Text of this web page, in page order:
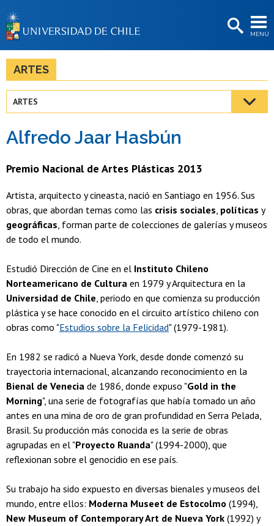
MENÚ
BIBLIOTECAS
Estudiantes
Académicas/os
Funcionarias/os
ARTES
ARTES
Alfredo Jaar Hasbún
Premio Nacional de Artes Plásticas 2013
Artista, arquitecto y cineasta, nació en Santiago en 1956. Sus
obras, que abordan temas como las crisis sociales, políticas y
geográficas, forman parte de colecciones de galerías y museos
de todo el mundo.
Estudió Dirección de Cine en el Instituto Chileno
Norteamericano de Cultura en 1979 y Arquitectura en la
Universidad de Chile, periodo en que comienza su producción
plástica y se hace conocido en el circuito artístico chileno con
obras como "Estudios sobre la Felicidad" (1979-1981).
En 1982 se radicó a Nueva York, desde donde comenzó su
trayectoria internacional, alcanzando reconocimiento en la
Bienal de Venecia de 1986, donde expuso "Gold in the
Morning", una serie de fotografías que había tomado un año
antes en una mina de oro de gran profundidad en Serra Pelada,
Brasil. Su producción más conocida es la serie de obras
agrupadas en el "Proyecto Ruanda" (1994-2000), que
reflexionan sobre el genocidio en ese país.
Su trabajo ha sido expuesto en diversas bienales y museos del
mundo, entre ellos: Moderna Museet de Estocolmo (1994),
New Museum of Contemporary Art de Nueva York (1992) y